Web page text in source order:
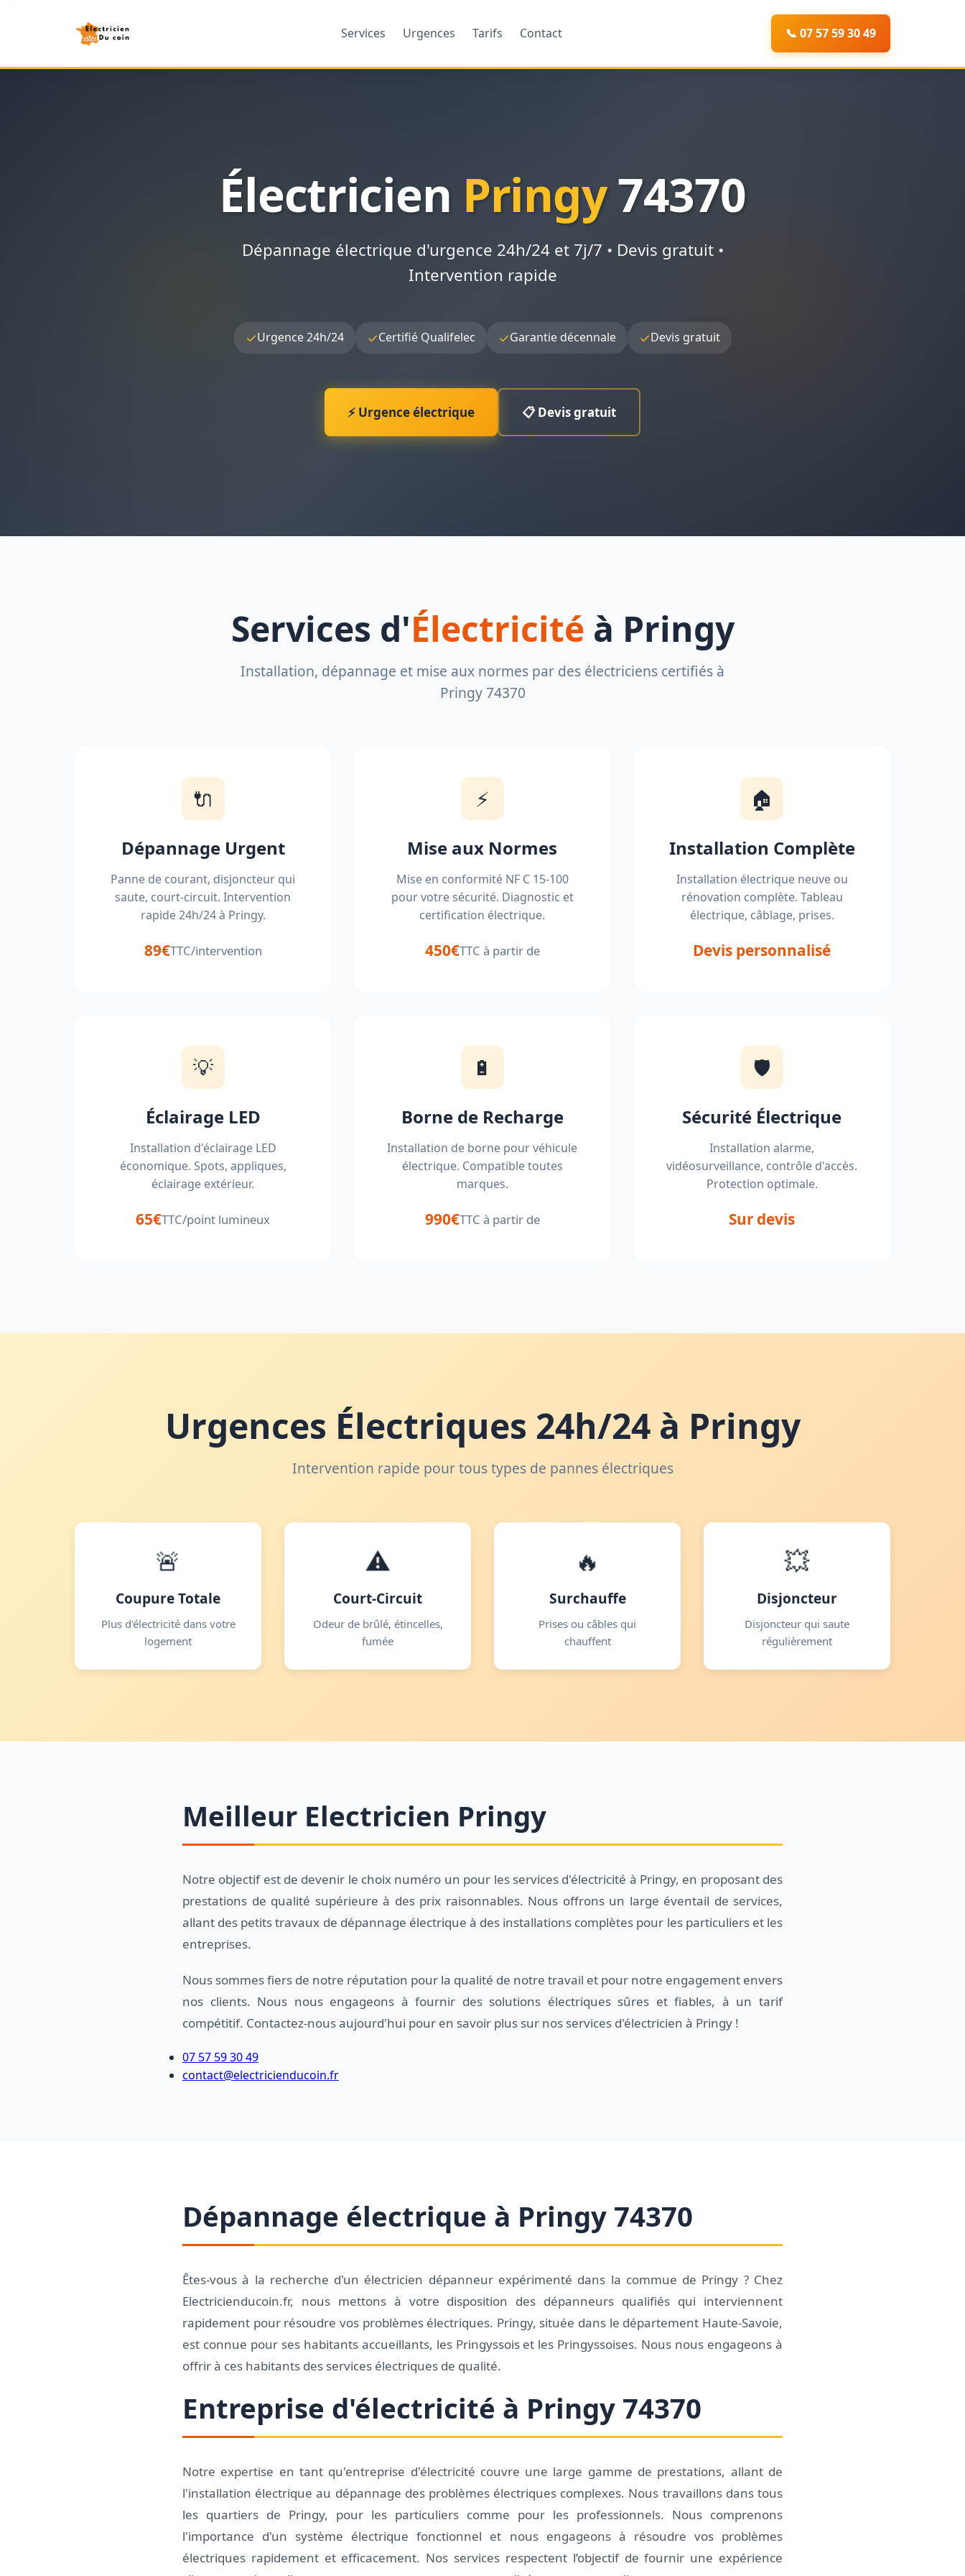
Services Urgences Tarifs Contact 📞 07 57 59 30 49
Électricien Pringy74370
Dépannage électrique d'urgence 24h/24 et 7j/7 • Devis gratuit •
Intervention rapide
✓Urgence 24h/24 ✓Certifié Qualifelec ✓Garantie décennale ✓Devis gratuit
⚡ Urgence électrique 📋 Devis gratuit
Services d'Électricité à Pringy
Installation, dépannage et mise aux normes par des électriciens certifiés à
Pringy 74370
🔌
Dépannage Urgent
Panne de courant, disjoncteur qui
saute, court-circuit. Intervention
rapide 24h/24 à Pringy.
89€TTC/intervention
⚡
Mise aux Normes
Mise en conformité NF C 15-100
pour votre sécurité. Diagnostic et
certification électrique.
450€TTC à partir de
🏠
Installation Complète
Installation électrique neuve ou
rénovation complète. Tableau
électrique, câblage, prises.
Devis personnalisé
💡
Éclairage LED
Installation d'éclairage LED
économique. Spots, appliques,
éclairage extérieur.
65€TTC/point lumineux
🔋
Borne de Recharge
Installation de borne pour véhicule
électrique. Compatible toutes
marques.
990€TTC à partir de
🛡️
Sécurité Électrique
Installation alarme,
vidéosurveillance, contrôle d'accès.
Protection optimale.
Sur devis
Urgences Électriques 24h/24 à Pringy
Intervention rapide pour tous types de pannes électriques
🚨
Coupure Totale
Plus d'électricité dans votre
logement
⚠️
Court-Circuit
Odeur de brûlé, étincelles,
fumée
🔥
Surchauffe
Prises ou câbles qui
chauffent
💥
Disjoncteur
Disjoncteur qui saute
régulièrement
Meilleur Electricien Pringy
Notre objectif est de devenir le choix numéro un pour les services d'électricité à Pringy, en proposant des
prestations de qualité supérieure à des prix raisonnables. Nous offrons un large éventail de services,
allant des petits travaux de dépannage électrique à des installations complètes pour les particuliers et les
entreprises.
Nous sommes fiers de notre réputation pour la qualité de notre travail et pour notre engagement envers
nos clients. Nous nous engageons à fournir des solutions électriques sûres et fiables, à un tarif
compétitif. Contactez-nous aujourd'hui pour en savoir plus sur nos services d'électricien à Pringy !
07 57 59 30 49
contact@electricienducoin.fr
Dépannage électrique à Pringy 74370
Êtes-vous à la recherche d'un électricien dépanneur expérimenté dans la commue de Pringy ? Chez
Electricienducoin.fr, nous mettons à votre disposition des dépanneurs qualifiés qui interviennent
rapidement pour résoudre vos problèmes électriques. Pringy, située dans le département Haute-Savoie,
est connue pour ses habitants accueillants, les Pringyssois et les Pringyssoises. Nous nous engageons à
offrir à ces habitants des services électriques de qualité.
Entreprise d'électricité à Pringy 74370
Notre expertise en tant qu'entreprise d'électricité couvre une large gamme de prestations, allant de
l'installation électrique au dépannage des problèmes électriques complexes. Nous travaillons dans tous
les quartiers de Pringy, pour les particuliers comme pour les professionnels. Nous comprenons
l'importance d'un système électrique fonctionnel et nous engageons à résoudre vos problèmes
électriques rapidement et efficacement. Nos services respectent l’objectif de fournir une expérience